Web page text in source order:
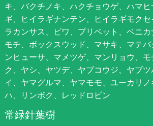
キ、バクチノキ、ハクチョウゲ、ハマ
ギ、ヒイラギナンテン、ヒイラギモク
ラカンサス、ビワ、プリペット、ベニ
モチ、ボックスウッド、マサキ、マテ
ンヒューサ、マメツゲ、マンリョウ、
ク、ヤシ、ヤツデ、ヤブコウジ、ヤブ
イ、ヤマグルマ、ヤマモモ、ユーカリ
ハ、リンボク、レッドロビン
常緑針葉樹